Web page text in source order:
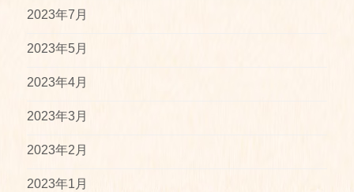
2023年7月
2023年5月
2023年4月
2023年3月
2023年2月
2023年1月